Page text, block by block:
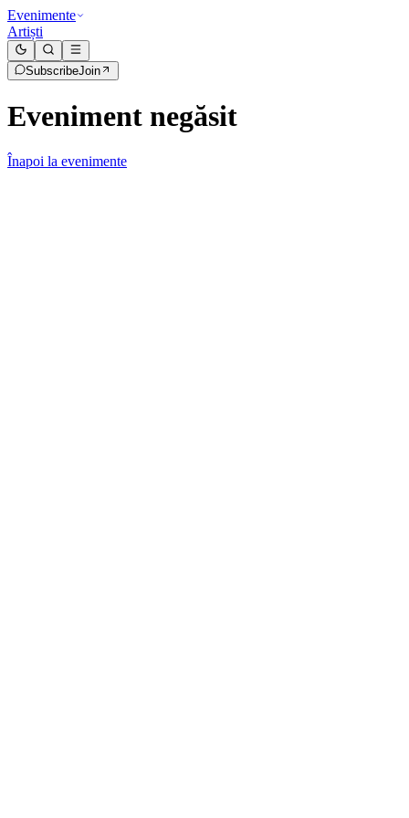
Evenimente
Artiști
SubscribeJoin
Eveniment negăsit
Înapoi la evenimente